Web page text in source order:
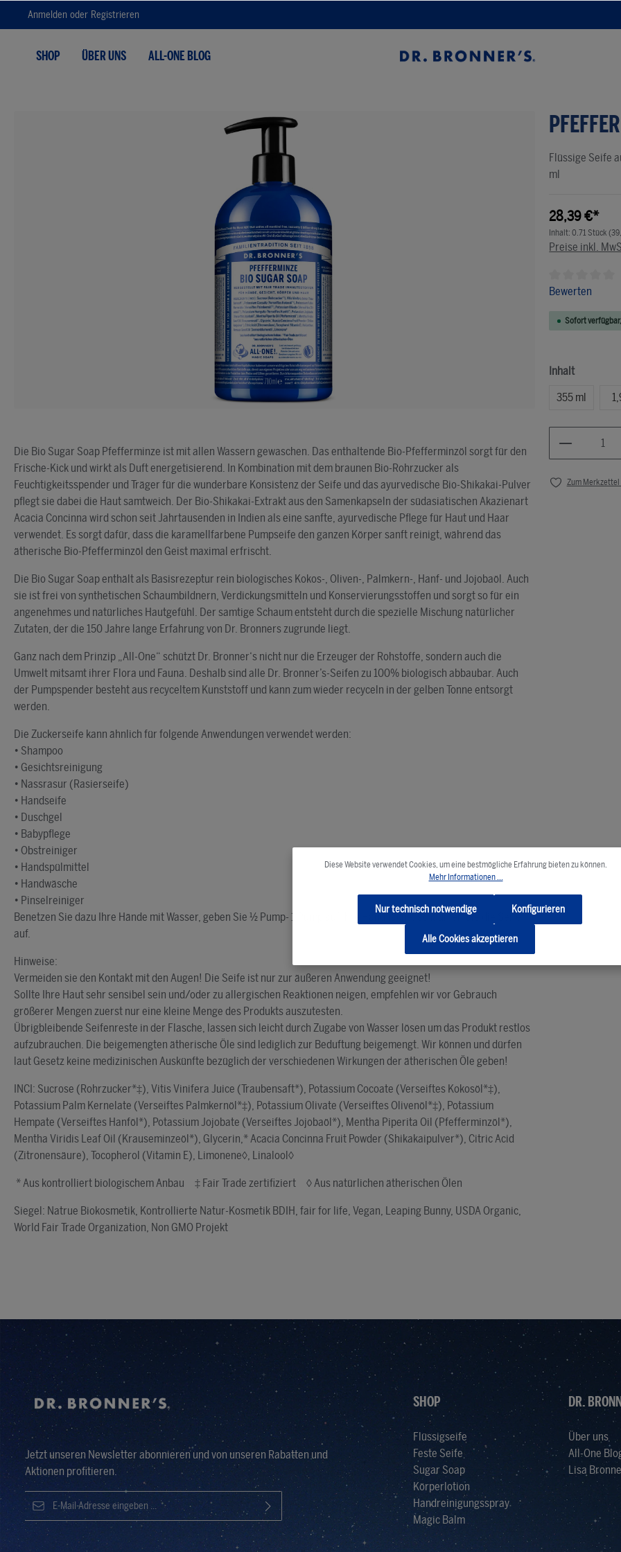
Zur Hauptnavigation springen
Anmelden oder Registrieren
SHOP ÜBER UNS ALL-ONE BLOG
Flüssige Seife
ml
28,39 €*
Inhalt:0.71 Stück
Preise inkl.
Bewerten
Sofort
Inhalt
355 ml
Produkt
Zum
Die Bio Sugar Soap Pfefferminze ist mit allen Wassern gewaschen. Das enthaltende Bio-Pfefferminzöl sorgt für den
Frische-Kick und wirkt als Duft energetisierend. In Kombination mit dem braunen Bio-Rohrzucker als
Feuchtigkeitsspender und Träger für die wunderbare Konsistenz der Seife und das ayurvedische Bio-Shikakai-Pulver
pflegt sie dabei die Haut samtweich. Der Bio-Shikakai-Extrakt aus den Samenkapseln der südasiatischen Akazienart
Acacia Concinna wird schon seit Jahrtausenden in Indien als eine sanfte, ayurvedische Pflege für Haut und Haar
verwendet. Es sorgt dafür, dass die karamellfarbene Pumpseife den ganzen Körper sanft reinigt, während das
ätherische Bio-Pfefferminzöl den Geist maximal erfrischt.
Die Bio Sugar Soap enthält als Basisrezeptur rein biologisches Kokos-, Oliven-, Palmkern-, Hanf- und Jojobaöl. Auch
sie ist frei von synthetischen Schaumbildnern, Verdickungsmitteln und Konservierungsstoffen und sorgt so für ein
angenehmes und natürliches Hautgefühl. Der samtige Schaum entsteht durch die spezielle Mischung natürlicher
Zutaten, der die 150 Jahre lange Erfahrung von Dr. Bronners zugrunde liegt.
Ganz nach dem Prinzip „All-One“ schützt Dr. Bronner‘s nicht nur die Erzeuger der Rohstoffe, sondern auch die
Umwelt mitsamt ihrer Flora und Fauna. Deshalb sind alle Dr. Bronner’s-Seifen zu 100% biologisch abbaubar. Auch
der Pumpspender besteht aus recyceltem Kunststoff und kann zum wieder recyceln in der gelben Tonne entsorgt
werden.
Die Zuckerseife kann ähnlich für folgende Anwendungen verwendet werden:
• Shampoo
• Gesichtsreinigung
• Nassrasur (Rasierseife)
• Handseife
• Duschgel
• Babypflege
• Obstreiniger
• Handspülmittel
• Handwäsche
• Pinselreiniger
Benetzen Sie dazu Ihre Hände mit Wasser, geben Sie ½ Pump- 1 Pump auf Ihre Handfläche, schäumen Sie die Seife
auf.
Hinweise:
Vermeiden sie den Kontakt mit den Augen! Die Seife ist nur zur äußeren Anwendung geeignet!
Sollte Ihre Haut sehr sensibel sein und/oder zu allergischen Reaktionen neigen, empfehlen wir vor Gebrauch
größerer Mengen zuerst nur eine kleine Menge des Produkts auszutesten.
Übrigbleibende Seifenreste in der Flasche, lassen sich leicht durch Zugabe von Wasser lösen um das Produkt restlos
aufzubrauchen. Die beigemengten ätherische Öle sind lediglich zur Beduftung beigemengt. Wir können und dürfen
laut Gesetz keine medizinischen Auskünfte bezüglich der verschiedenen Wirkungen der ätherischen Öle geben!
INCI: Sucrose (Rohrzucker*‡), Vitis Vinifera Juice (Traubensaft*), Potassium Cocoate (Verseiftes Kokosöl*‡),
Potassium Palm Kernelate (Verseiftes Palmkernöl*‡), Potassium Olivate (Verseiftes Olivenöl*‡), Potassium
Hempate (Verseiftes Hanföl*), Potassium Jojobate (Verseiftes Jojobaöl*), Mentha Piperita Oil (Pfefferminzöl*),
Mentha Viridis Leaf Oil (Krauseminzeöl*), Glycerin,* Acacia Concinna Fruit Powder (Shikakaipulver*), Citric Acid
(Zitronensäure), Tocopherol (Vitamin E), Limonene◊, Linalool◊
* Aus kontrolliert biologischem Anbau ‡ Fair Trade zertifiziert ◊ Aus natürlichen ätherischen Ölen
Siegel: Natrue Biokosmetik, Kontrollierte Natur-Kosmetik BDIH, fair for life, Vegan, Leaping Bunny, USDA Organic,
World Fair Trade Organization, Non GMO Projekt
Jetzt unseren Newsletter abonnieren und von unseren Rabatten und
Aktionen profitieren.
E-Mail-Adresse*
Ich habe die Datenschutzbestimmungen
zur Kenntnis
genommen und die
gelesen und bin mit ihnen
Die mit einem Stern (*) markierten Felder sind Pflichtfelder.
SHOP
Flüssigseife
Feste Seife
Sugar Soap
Körperlotion
Handreinigungsspray
Magic Balm
DR.
Über uns
All-One
Lisa
Diese Website verwendet Cookies, um eine bestmögliche Erfahrung bieten zu können.
Mehr Informationen ...
Nur technisch notwendige Konfigurieren
Alle Cookies akzeptieren